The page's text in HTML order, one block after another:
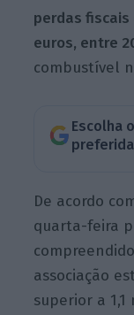
perdas fiscais
euros, entre
combustível
Escolha
De acordo
quarta-feira
associação
superior a